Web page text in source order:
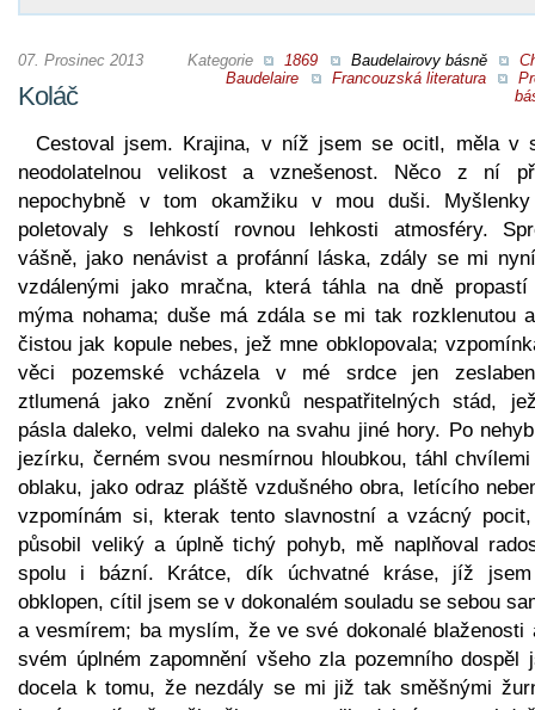
Kategorie 1869 Baudelairovy básně
Baudelaire
Francouzská literatura
07. Prosinec 2013
Koláč
Cestoval jsem. Krajina, v níž jsem se ocitl, měla v
neodolatelnou velikost a vznešenost. Něco z ní
nepochybně v tom okamžiku v mou duši.
poletovaly s lehkostí rovnou lehkosti atmosféry.
vášně, jako nenávist a profánní láska, zdály se mi
vzdálenými jako mračna, která táhla na dně propastí
mýma nohama; duše má zdála se mi tak rozklenutou
čistou jak kopule nebes, jež mne obklopovala;
věci pozemské vcházela v mé srdce jen
ztlumená jako znění zvonků nespatřitelných stád,
pásla daleko, velmi daleko na svahu jiné hory. Po
jezírku, černém svou nesmírnou hloubkou, táhl
oblaku, jako odraz pláště vzdušného obra, letícího
vzpomínám si, kterak tento slavnostní a vzácný
působil veliký a úplně tichý pohyb, mě naplňoval
spolu i bázní. Krátce, dík úchvatné kráse, jíž
obklopen, cítil jsem se v dokonalém souladu se sebou
a vesmírem; ba myslím, že ve své dokonalé blaženosti
svém úplném zapomnění všeho zla pozemního dospěl
docela k tomu, že nezdály se mi již tak směšnými